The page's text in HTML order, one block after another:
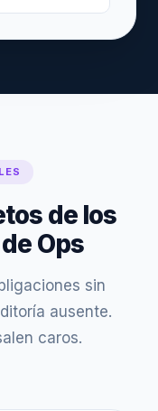
de los
Ops
sin
ausente.
caros.